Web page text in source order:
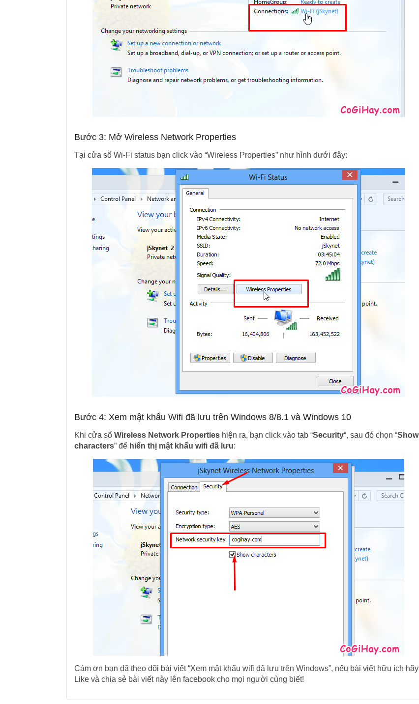
Bước 3: Mở Wireless Network Properties
Tại cửa sổ Wi-Fi status bạn click vào “Wireless Properties” như hình dưới đây:
Bước 4: Xem mật khẩu Wifi đã lưu trên Windows 8/8.1 và Windows 10
Khi cửa sổ Wireless Network Propertieshiện ra, bạn click vào tab “Security“, sau đó chọn “Show
characters” để hiển thị mật khẩu wifi đã lưu:
Cảm ơn bạn đã theo dõi bài viết “Xem mật khẩu wifi đã lưu trên Windows”, nếu bài viết hữu ích hãy
Like và chia sẻ bài viết này lên facebook cho mọi người cùng biết!